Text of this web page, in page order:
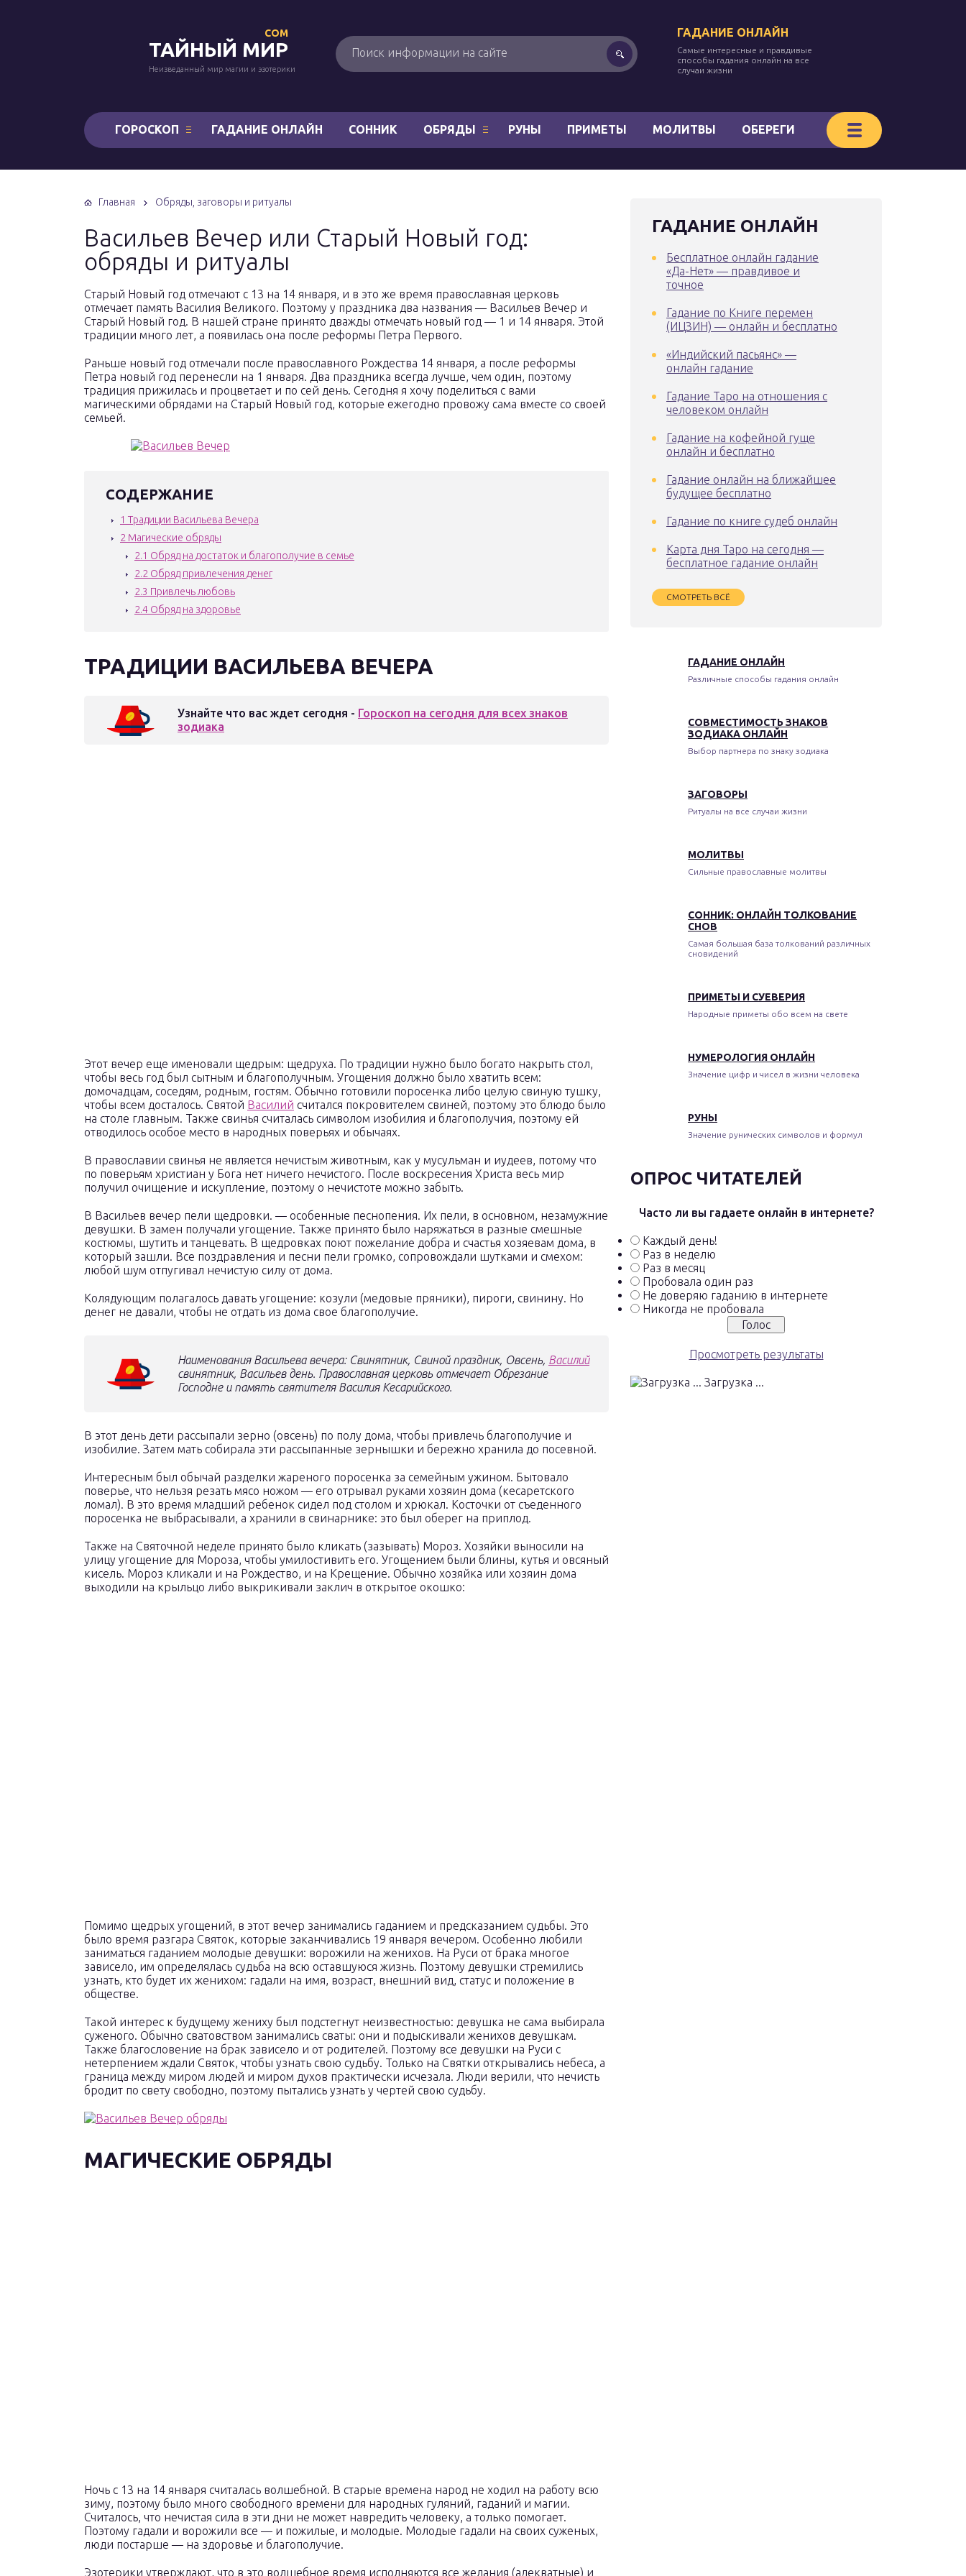
ТАЙНЫЙ МИР
COM
Неизведанный мир магии и эзотерики
ГАДАНИЕ ОНЛАЙН
Самые интересные и правдивые
способы гадания онлайн на все
случаи жизни
ГОРОСКОП ГАДАНИЕ ОНЛАЙН СОННИК ОБРЯДЫ РУНЫ ПРИМЕТЫ МОЛИТВЫ ОБЕРЕГИ
Главная Обряды, заговоры и ритуалы
Васильев Вечер или Старый Новый год:
обряды и ритуалы
Старый Новый год отмечают с 13 на 14 января, и в это же время православная церковь
отмечает память Василия Великого. Поэтому у праздника два названия — Васильев Вечер и
Старый Новый год. В нашей стране принято дважды отмечать новый год — 1 и 14 января. Этой
традиции много лет, а появилась она после реформы Петра Первого.
Раньше новый год отмечали после православного Рождества 14 января, а после реформы
Петра новый год перенесли на 1 января. Два праздника всегда лучше, чем один, поэтому
традиция прижилась и процветает и по сей день. Сегодня я хочу поделиться с вами
магическими обрядами на Старый Новый год, которые ежегодно провожу сама вместе со своей
семьей.
СОДЕРЖАНИЕ
1 Традиции Васильева Вечера
2 Магические обряды
2.1 Обряд на достаток и благополучие в семье
2.2 Обряд привлечения денег
2.3 Привлечь любовь
2.4 Обряд на здоровье
ТРАДИЦИИ ВАСИЛЬЕВА ВЕЧЕРА
Узнайте что вас ждет сегодня - Гороскоп на сегодня для всех знаков
зодиака
Этот вечер еще именовали щедрым: щедруха. По традиции нужно было богато накрыть стол,
чтобы весь год был сытным и благополучным. Угощения должно было хватить всем:
домочадцам, соседям, родным, гостям. Обычно готовили поросенка либо целую свиную тушку,
чтобы всем досталось. Святой Василий считался покровителем свиней, поэтому это блюдо было
на столе главным. Также свинья считалась символом изобилия и благополучия, поэтому ей
отводилось особое место в народных поверьях и обычаях.
В православии свинья не является нечистым животным, как у мусульман и иудеев, потому что
по поверьям христиан у Бога нет ничего нечистого. После воскресения Христа весь мир
получил очищение и искупление, поэтому о нечистоте можно забыть.
В Васильев вечер пели щедровки. — особенные песнопения. Их пели, в основном, незамужние
девушки. В замен получали угощение. Также принято было наряжаться в разные смешные
костюмы, шутить и танцевать. В щедровках поют пожелание добра и счастья хозяевам дома, в
который зашли. Все поздравления и песни пели громко, сопровождали шутками и смехом:
любой шум отпугивал нечистую силу от дома.
Колядующим полагалось давать угощение: козули (медовые пряники), пироги, свинину. Но
денег не давали, чтобы не отдать из дома свое благополучие.
Наименования Васильева вечера: Свинятник, Свиной праздник, Овсень, Василий
свинятник, Васильев день. Православная церковь отмечает Обрезание
Господне и память святителя Василия Кесарийского.
В этот день дети рассыпали зерно (овсень) по полу дома, чтобы привлечь благополучие и
изобилие. Затем мать собирала эти рассыпанные зернышки и бережно хранила до посевной.
Интересным был обычай разделки жареного поросенка за семейным ужином. Бытовало
поверье, что нельзя резать мясо ножом — его отрывал руками хозяин дома (кесаретского
ломал). В это время младший ребенок сидел под столом и хрюкал. Косточки от съеденного
поросенка не выбрасывали, а хранили в свинарнике: это был оберег на приплод.
Также на Святочной неделе принято было кликать (зазывать) Мороз. Хозяйки выносили на
улицу угощение для Мороза, чтобы умилостивить его. Угощением были блины, кутья и овсяный
кисель. Мороз кликали и на Рождество, и на Крещение. Обычно хозяйка или хозяин дома
выходили на крыльцо либо выкрикивали заклич в открытое окошко:
Помимо щедрых угощений, в этот вечер занимались гаданием и предсказанием судьбы. Это
было время разгара Святок, которые заканчивались 19 января вечером. Особенно любили
заниматься гаданием молодые девушки: ворожили на женихов. На Руси от брака многое
зависело, им определялась судьба на всю оставшуюся жизнь. Поэтому девушки стремились
узнать, кто будет их женихом: гадали на имя, возраст, внешний вид, статус и положение в
обществе.
Такой интерес к будущему жениху был подстегнут неизвестностью: девушка не сама выбирала
суженого. Обычно сватовством занимались сваты: они и подыскивали женихов девушкам.
Также благословение на брак зависело и от родителей. Поэтому все девушки на Руси с
нетерпением ждали Святок, чтобы узнать свою судьбу. Только на Святки открывались небеса, а
граница между миром людей и миром духов практически исчезала. Люди верили, что нечисть
бродит по свету свободно, поэтому пытались узнать у чертей свою судьбу.
МАГИЧЕСКИЕ ОБРЯДЫ
Ночь с 13 на 14 января считалась волшебной. В старые времена народ не ходил на работу всю
зиму, поэтому было много свободного времени для народных гуляний, гаданий и магии.
Считалось, что нечистая сила в эти дни не может навредить человеку, а только помогает.
Поэтому гадали и ворожили все — и пожилые, и молодые. Молодые гадали на своих суженых,
люди постарше — на здоровье и благополучие.
Эзотерики утверждают, что в это волшебное время исполняются все желания (адекватные) и
ГАДАНИЕ ОНЛАЙН
Бесплатное онлайн гадание
«Да-Нет» — правдивое и
точное
Гадание по Книге перемен
(ИЦЗИН) — онлайн и бесплатно
«Индийский пасьянс» —
онлайн гадание
Гадание Таро на отношения с
человеком онлайн
Гадание на кофейной гуще
онлайн и бесплатно
Гадание онлайн на ближайшее
будущее бесплатно
Гадание по книге судеб онлайн
Карта дня Таро на сегодня —
бесплатное гадание онлайн
СМОТРЕТЬ ВСЁ
ГАДАНИЕ ОНЛАЙН
Различные способы гадания онлайн
СОВМЕСТИМОСТЬ ЗНАКОВ
ЗОДИАКА ОНЛАЙН
Выбор партнера по знаку зодиака
ЗАГОВОРЫ
Ритуалы на все случаи жизни
МОЛИТВЫ
Сильные православные молитвы
СОННИК: ОНЛАЙН ТОЛКОВАНИЕ
СНОВ
Самая большая база толкований различных
сновидений
ПРИМЕТЫ И СУЕВЕРИЯ
Народные приметы обо всем на свете
НУМЕРОЛОГИЯ ОНЛАЙН
Значение цифр и чисел в жизни человека
РУНЫ
Значение рунических символов и формул
ОПРОС ЧИТАТЕЛЕЙ
Часто ли вы гадаете онлайн в интернете?
Каждый день!
Раз в неделю
Раз в месяц
Пробовала один раз
Не доверяю гаданию в интернете
Никогда не пробовала
Просмотреть результаты
Загрузка ...